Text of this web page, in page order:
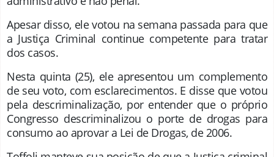
Apesar disso, ele votou na semana passada para que
a Justiça Criminal continue competente para tratar
dos casos.
Nesta quinta (25), ele apresentou um complemento
de seu voto, com esclarecimentos. E disse que votou
pela descriminalização, por entender que o próprio
Congresso descriminalizou o porte de drogas para
consumo ao aprovar a Lei de Drogas, de 2006.